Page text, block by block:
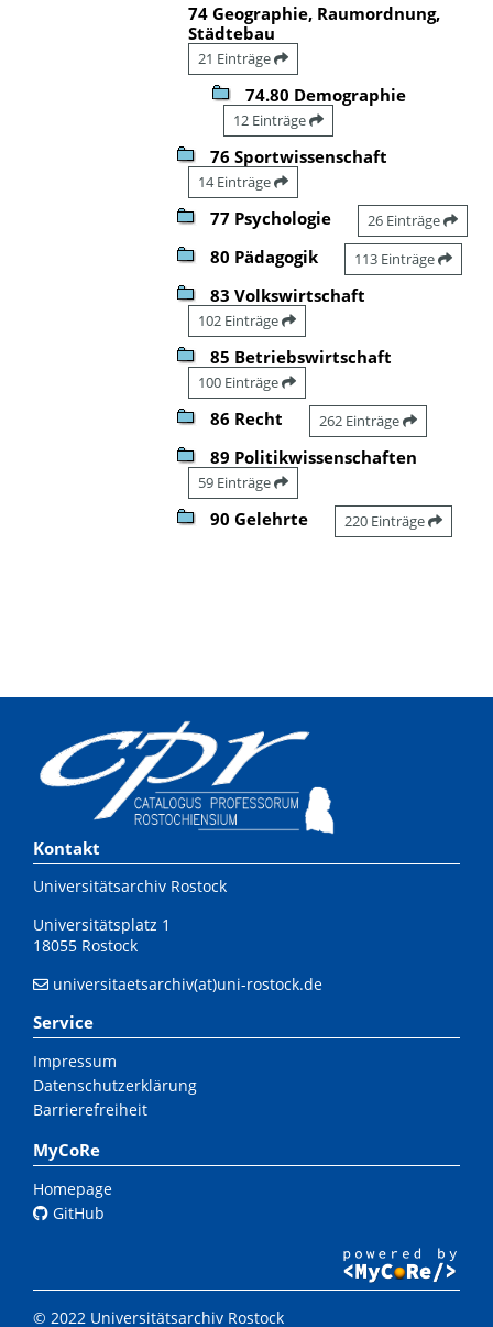
74 Geographie, Raumordnung,
Städtebau
21 Einträge
74.80 Demographie
12 Einträge
76 Sportwissenschaft
14 Einträge
77 Psychologie 26 Einträge
80 Pädagogik 113 Einträge
83 Volkswirtschaft
102 Einträge
85 Betriebswirtschaft
100 Einträge
86 Recht 262 Einträge
89 Politikwissenschaften
59 Einträge
90 Gelehrte 220 Einträge
Kontakt
Universitätsarchiv Rostock
Universitätsplatz 1
18055 Rostock
universitaetsarchiv(at)uni-rostock.de
Service
Impressum
Datenschutzerklärung
Barrierefreiheit
MyCoRe
Homepage
GitHub
© 2022 Universitätsarchiv Rostock